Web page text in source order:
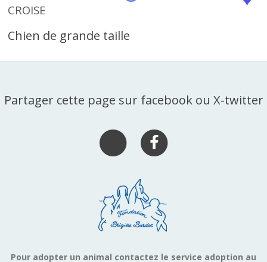
CROISE
Chien de grande taille
Partager cette page sur facebook ou X-twitter
Pour adopter un animal contactez le service adoption au